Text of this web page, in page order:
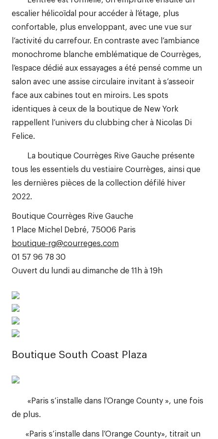
escalier hélicoïdal pour accéder à l’étage, plus
confortable, plus enveloppant, avec une vue sur
l’activité du carrefour. En contraste avec l’ambiance
monochrome blanche emblématique de Courrèges,
l’espace dédié aux essayages a été pensé comme un
salon avec une assise circulaire invitant à s’asseoir
face aux cabines tout en miroirs. Les spots
identiques à ceux de la boutique de New York
rappellent l’univers du clubbing cher à Nicolas Di
Felice.
La boutique Courrèges Rive Gauche présente
tous les essentiels du vestiaire Courrèges, ainsi que
les dernières pièces de la collection défilé hiver
2022.
Boutique Courrèges Rive Gauche
1 Place Michel Debré, 75006 Paris
boutique-rg@courreges.com
01 57 96 78 30
Ouvert du lundi au dimanche de 11h à 19h
Boutique South Coast Plaza
«Paris s’installe dans l’Orange County », une fois
de plus.
«Paris s’installe dans l’Orange County», titrait un